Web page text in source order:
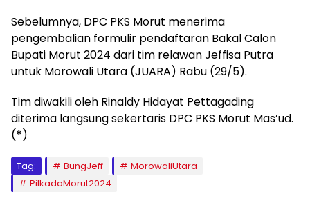
Sebelumnya, DPC PKS Morut menerima
pengembalian formulir pendaftaran Bakal Calon
Bupati Morut 2024 dari tim relawan Jeffisa Putra
untuk Morowali Utara (JUARA) Rabu (29/5).
Tim diwakili oleh Rinaldy Hidayat Pettagading
diterima langsung sekertaris DPC PKS Morut Mas’ud.
(*)
Tag: BungJeff
MorowaliUtara
PilkadaMorut2024